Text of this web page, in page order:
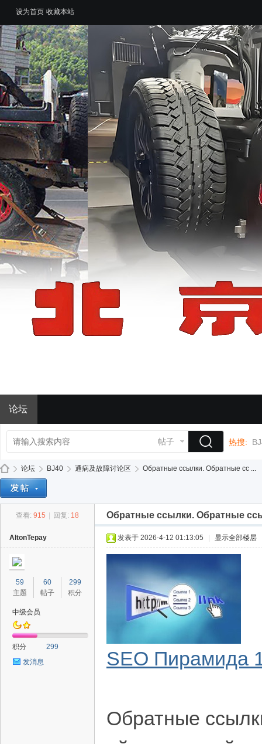
设为首页 收藏本站
论坛
帖子 热搜:
论坛
›
BJ40
›
通病及故障讨论区
›
Обратные ссылки. Обратные сс ...
查看: 915 回复: 18 Обратные ссылки. Обратные
AltonTepay
59
主题
60
帖子
299
积分
中级会员
积分
299
发消息
发表于 2026-4-12 01:13:05 显示全部楼层
SEO Пирамида
Обратные